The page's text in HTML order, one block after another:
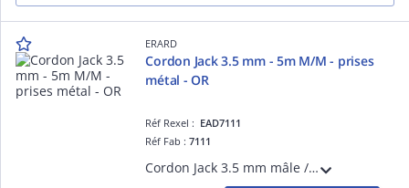
ERARD
Cordon Jack 3.5 mm - 5m M/M - prises
métal - OR
Réf Rexel : EAD7111
Réf Fab :7111
Cordon Jack 3.5 mm mâle / Jack 3.5 mm mâle - 5m - prises métal - Connecteurs plaqué OR